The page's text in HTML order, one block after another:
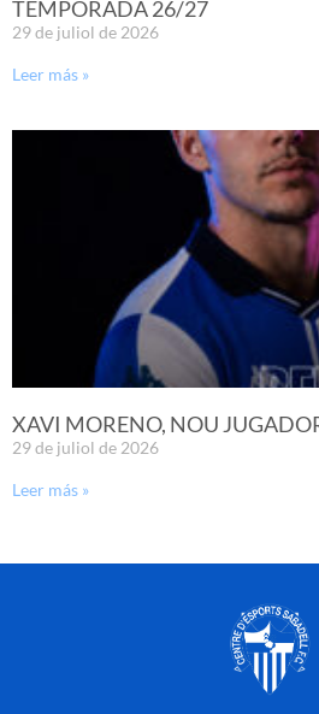
TEMPORADA 26/27
29 de juliol de 2026
Leer más »
XAVI MORENO, NOU
29 de juliol de 2026
Leer más »